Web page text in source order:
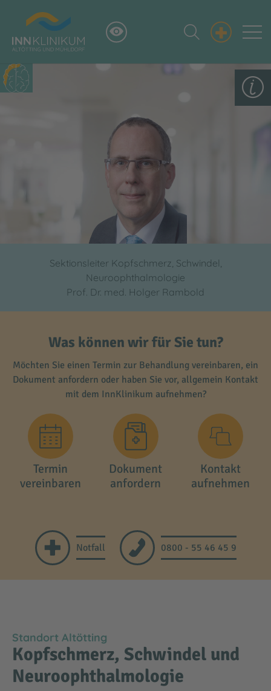
+
Sektionsleiter Kopfschmerz, Schwindel,
Neuroophthalmologie
Prof. Dr. med. Holger Rambold
Was können wir für Sie tun?
Möchten Sie einen Termin zur Behandlung vereinbaren, ein
Dokument anfordern oder haben Sie vor, allgemein Kontakt
mit dem InnKlinikum aufnehmen?
Termin
vereinbaren
Dokument
anfordern
Kontakt
aufnehmen
Notfall 0800 - 55 46 45 9
Standort Altötting
Kopfschmerz, Schwindel und
Neuroophthalmologie